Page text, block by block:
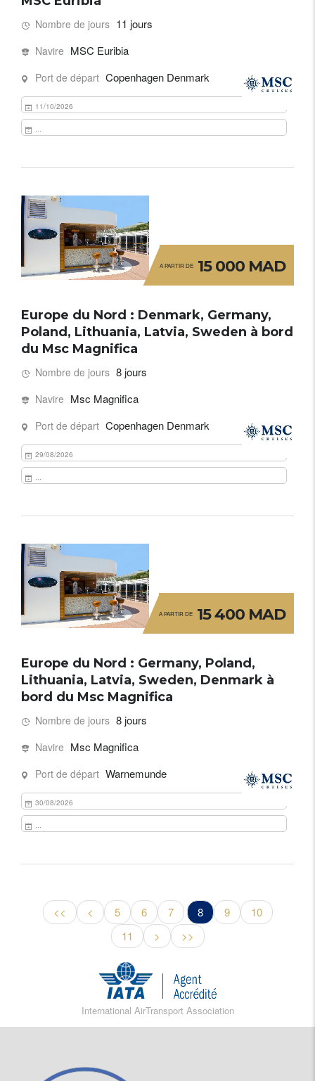
Nombre de jours 11 jours
Navire MSC Euribia
Port de départ Copenhagen Denmark
11/10/2026
...
A PARTIR DE 15 000 MAD
Europe du Nord : Denmark, Germany,
Poland, Lithuania, Latvia, Sweden à bord
du Msc Magnifica
Nombre de jours 8 jours
Navire Msc Magnifica
Port de départ Copenhagen Denmark
29/08/2026
...
A PARTIR DE 15 400 MAD
Europe du Nord : Germany, Poland,
Lithuania, Latvia, Sweden, Denmark à
bord du Msc Magnifica
Nombre de jours 8 jours
Navire Msc Magnifica
Port de départ Warnemunde
30/08/2026
...
<< < 5 6 7 8 9
10
11
> >>
International AirTransport Association